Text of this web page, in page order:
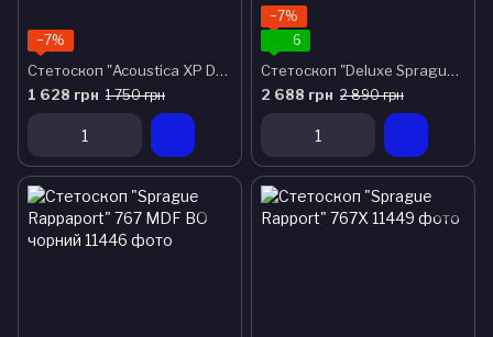
−7%
Стетоскоп "Acoustica XP Deluxe Dual Head" 747XP MDF всі кольори
1 628 грн 1 750 грн
−7%
6
Стетоскоп "Deluxe Sprague Rappaport" 767X ВО чорний
2 688 грн 2 890 грн